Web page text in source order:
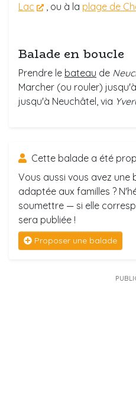
Lac
, ou à la plage de
Balade en boucle
Prendre le bateau de
Marcher (ou rouler) jusqu'à
jusqu'à Neuchâtel, via
Cette balade a été
Vous aussi vous avez une
adaptée aux familles ?
soumettre — si elle
sera publiée !
Proposer une balade